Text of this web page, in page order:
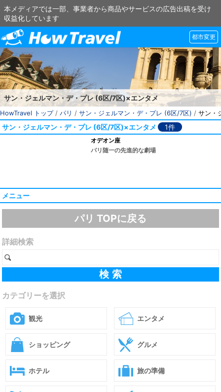
本メディアでは一部、事業者から商品やサービスの広告出稿を受け
収益化しています
都市変更
サン・ジェルマン・デ・プレ (6区/7区)×エンタメ
HowTravel トップ/ パリ / サン・ジェルマン・デ・プレ (6区/7区) / サン・
サン・ジェルマン・デ・プレ (6区/7区)×エンタメ 1件
オデオン座
パリ随一の先進的な劇場
メニュー
パリ TOPに戻る
詳細検索
カテゴリーを選択
観光 エンタメ
ショッピング グルメ
ホテル 旅の準備